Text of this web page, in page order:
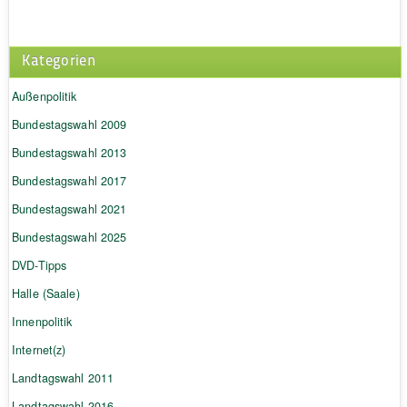
Kategorien
Außenpolitik
Bundestagswahl 2009
Bundestagswahl 2013
Bundestagswahl 2017
Bundestagswahl 2021
Bundestagswahl 2025
DVD-Tipps
Halle (Saale)
Innenpolitik
Internet(z)
Landtagswahl 2011